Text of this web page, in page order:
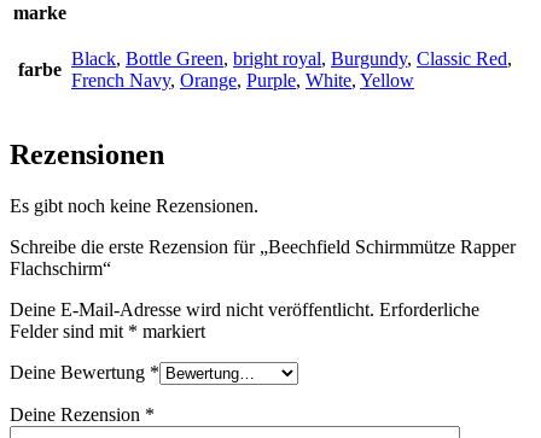
marke
farbe
Black, Bottle Green, bright royal, Burgundy, Classic Red,
French Navy, Orange, Purple, White, Yellow
Rezensionen
Es gibt noch keine Rezensionen.
Schreibe die erste Rezension für „Beechfield Schirmmütze Rapper
Flachschirm“
Deine E-Mail-Adresse wird nicht veröffentlicht. Erforderliche
Felder sind mit * markiert
Deine Bewertung *
Deine Rezension *